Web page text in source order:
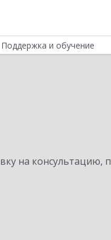
Поддержка и обучение
на консультацию,